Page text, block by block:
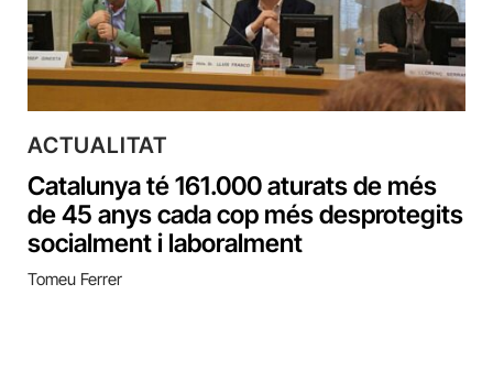
ACTUALITAT
Catalunya té 161.000 aturats de més
de 45 anys cada cop més desprotegits
socialment i laboralment
Tomeu Ferrer